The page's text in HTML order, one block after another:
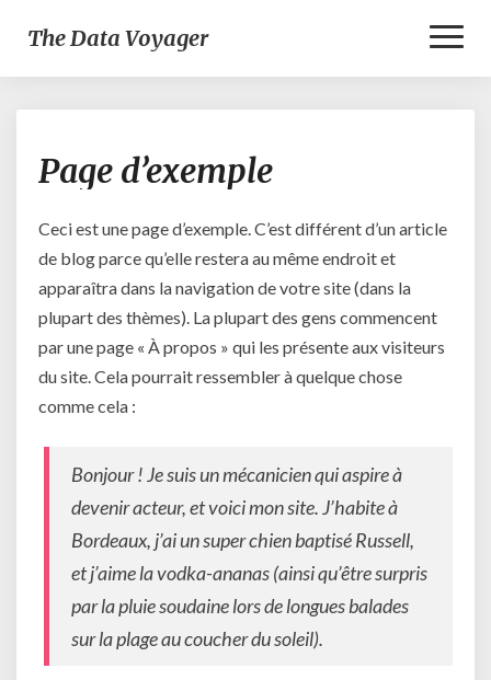
The Data Voyager
d’exemple
Page d’exemple
Ceci est une page d’exemple. C’est différent d’un article
de blog parce qu’elle restera au même endroit et
apparaîtra dans la navigation de votre site (dans la
plupart des thèmes). La plupart des gens commencent
par une page « À propos » qui les présente aux visiteurs
du site. Cela pourrait ressembler à quelque chose
comme cela :
Bonjour ! Je suis un mécanicien qui aspire à
devenir acteur, et voici mon site. J’habite à
Bordeaux, j’ai un super chien baptisé Russell,
et j’aime la vodka-ananas (ainsi qu’être surpris
par la pluie soudaine lors de longues balades
sur la plage au coucher du soleil).